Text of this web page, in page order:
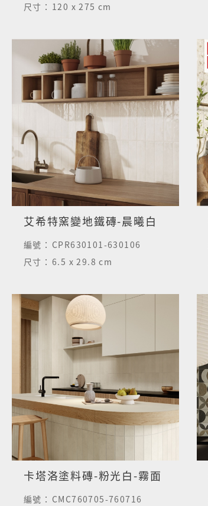
尺寸： 120 x 275 cm
艾希特窯變地鐵磚-晨曦白
編號： CPR630101-630106
尺寸： 6.5 x 29.8 cm
卡塔洛塗料磚-粉光白-霧面
編號： CMC760705-760716